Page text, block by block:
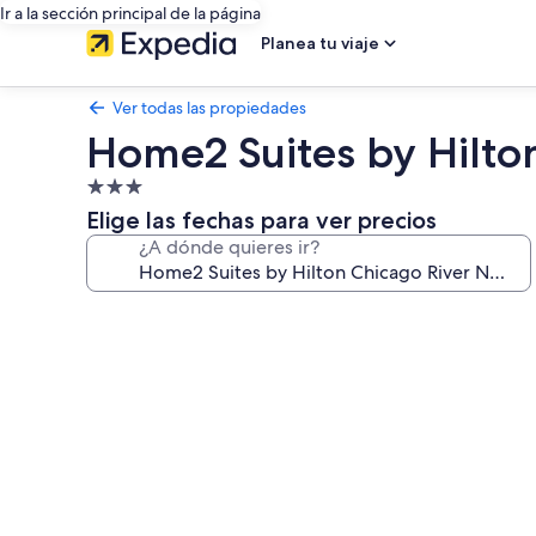
Ir a la sección principal de la página
Planea tu viaje
Ver todas las propiedades
Home2 Suites by
Propiedad
de
3.0
estrellas
Elige las fechas para ver precios
¿A dónde quieres ir?